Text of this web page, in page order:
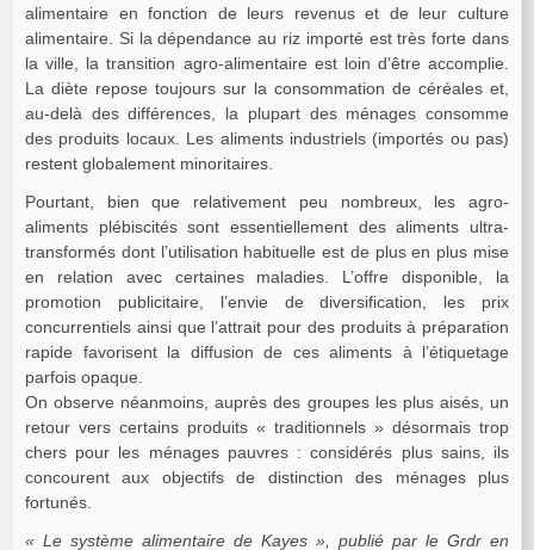
alimentaire en fonction de leurs revenus et de leur culture
alimentaire. Si la dépendance au riz importé est très forte dans
la ville, la transition agro-alimentaire est loin d’être accomplie.
La diète repose toujours sur la consommation de céréales et,
au-delà des différences, la plupart des ménages consomme
des produits locaux. Les aliments industriels (importés ou pas)
restent globalement minoritaires.
Pourtant, bien que relativement peu nombreux, les agro-
aliments plébiscités sont essentiellement des aliments ultra-
transformés dont l’utilisation habituelle est de plus en plus mise
en relation avec certaines maladies. L’offre disponible, la
promotion publicitaire, l’envie de diversification, les prix
concurrentiels ainsi que l’attrait pour des produits à préparation
rapide favorisent la diffusion de ces aliments à l’étiquetage
parfois opaque.
On observe néanmoins, auprès des groupes les plus aisés, un
retour vers certains produits « traditionnels » désormais trop
chers pour les ménages pauvres : considérés plus sains, ils
concourent aux objectifs de distinction des ménages plus
fortunés.
« Le système alimentaire de Kayes », publié par le Grdr en